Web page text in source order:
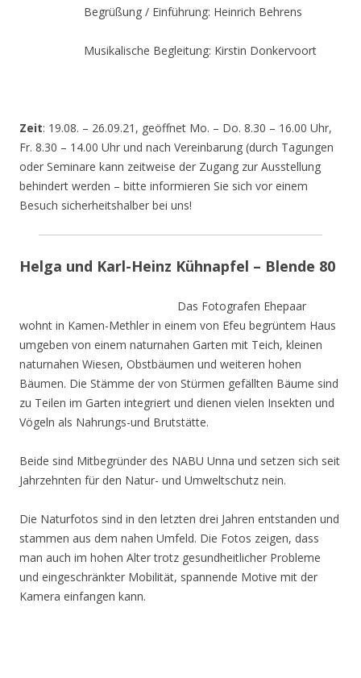
Begrüßung / Einführung: Heinrich Behrens
Musikalische Begleitung: Kirstin Donkervoort
Zeit: 19.08. – 26.09.21, geöffnet Mo. – Do. 8.30 – 16.00 Uhr,
Fr. 8.30 – 14.00 Uhr und nach Vereinbarung (durch Tagungen
oder Seminare kann zeitweise der Zugang zur Ausstellung
behindert werden – bitte informieren Sie sich vor einem
Besuch sicherheitshalber bei uns!
Helga und Karl-Heinz Kühnapfel – Blende 80
Das Fotografen Ehepaar
wohnt in Kamen-Methler in einem von Efeu begrüntem Haus
umgeben von einem naturnahen Garten mit Teich, kleinen
naturnahen Wiesen, Obstbäumen und weiteren hohen
Bäumen. Die Stämme der von Stürmen gefällten Bäume sind
zu Teilen im Garten integriert und dienen vielen Insekten und
Vögeln als Nahrungs-und Brutstätte.
Beide sind Mitbegründer des NABU Unna und setzen sich seit
Jahrzehnten für den Natur- und Umweltschutz nein.
Die Naturfotos sind in den letzten drei Jahren entstanden und
stammen aus dem nahen Umfeld. Die Fotos zeigen, dass
man auch im hohen Alter trotz gesundheitlicher Probleme
und eingeschränkter Mobilität, spannende Motive mit der
Kamera einfangen kann.